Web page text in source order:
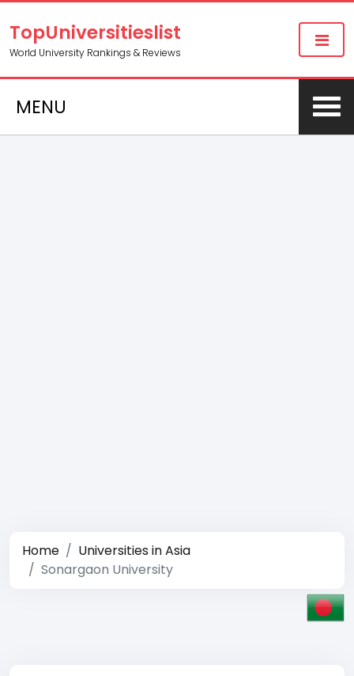
TopUniversitieslist
World University Rankings & Reviews
MENU
Home
Universities in Asia
Sonargaon University